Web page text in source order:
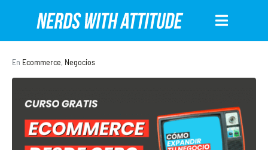
En Ecommerce, Negocios